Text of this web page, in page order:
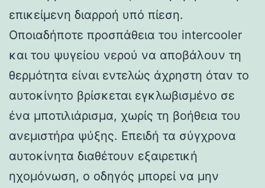
επικείμενη διαρροή υπό πίεση.
Οποιαδήποτε προσπάθεια του intercooler
και του ψυγείου νερού να αποβάλουν τη
θερμότητα είναι εντελώς άχρηστη όταν το
αυτοκίνητο βρίσκεται εγκλωβισμένο σε
ένα μποτιλιάρισμα, χωρίς τη βοήθεια του
ανεμιστήρα ψύξης. Επειδή τα σύγχρονα
αυτοκίνητα διαθέτουν εξαιρετική
ηχομόνωση, ο οδηγός μπορεί να μην